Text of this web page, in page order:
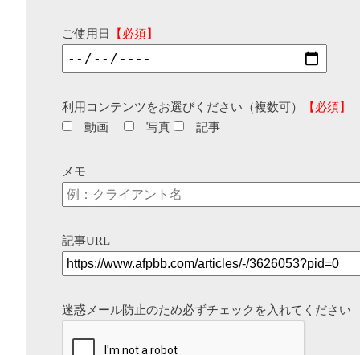
ご使用日 【必須】
利用コンテンツをお選びください（複数可）
【必須】
動画
写真 記事
メモ
記事URL
迷惑メール防止のため必ずチェックを入れてください